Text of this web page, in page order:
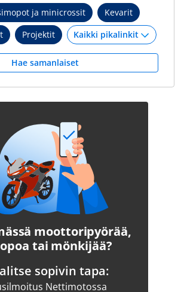
ja minicrossit
Kevarit
Projektit
Hae samanlaiset
moottoripyörää,
tai mönkijää?
sopivin tapa:
Nettimotossa